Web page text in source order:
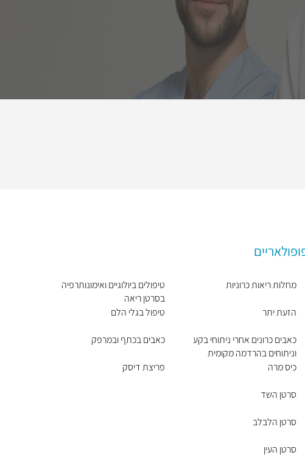
מחלות ריאות כרוניות
הזעת יתר
כאבים כרונים אחרי ניתוחי בקע
וניתוחים בהרדמה מקומית
כיס מרה
סרטן השד
סרטן הלבלב
סרטן העין
טיפולים ביולוגיים ואימונותרפיה
בסרטן ריאה
טיפול בגלי הלם
כאבים בכתף ובמרפק
פריצת דיסק